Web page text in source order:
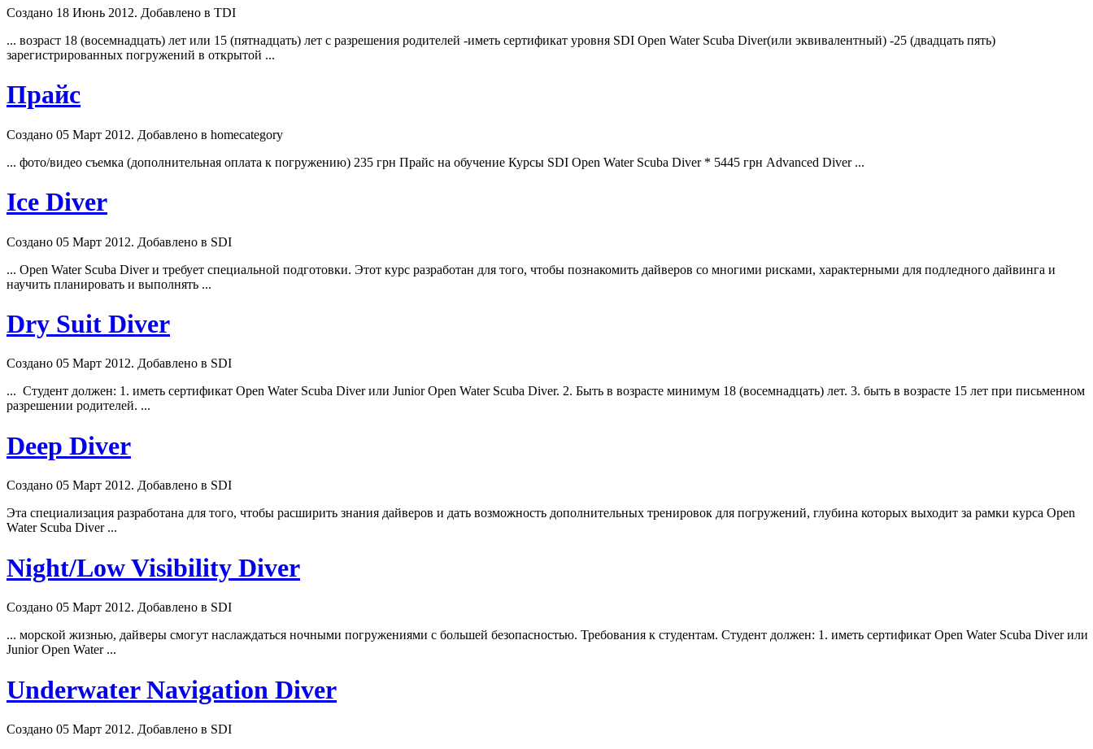
Создано 18 Июнь 2012. Добавлено в TDI
... возраст 18 (восемнадцать) лет или 15 (пятнадцать) лет с разрешения родителей -иметь сертификат уровня SDI Open Water Scuba Diver(или эквивалентный) -25 (двадцать пять)
зарегистрированных погружений в открытой ...
Прайс
Создано 05 Март 2012. Добавлено в homecategory
... фото/видео съемка (дополнительная оплата к погружению) 235 грн Прайс на обучение Курсы SDI Open Water Scuba Diver * 5445 грн Advanced Diver ...
Ice Diver
Создано 05 Март 2012. Добавлено в SDI
... Open Water Scuba Diver и требует специальной подготовки. Этот курс разработан для того, чтобы познакомить дайверов со многими рисками, характерными для подледного дайвинга и
научить планировать и выполнять ...
Dry Suit Diver
Создано 05 Март 2012. Добавлено в SDI
... Студент должен: 1. иметь сертификат Open Water Scuba Diver или Junior Open Water Scuba Diver. 2. Быть в возрасте минимум 18 (восемнадцать) лет. 3. быть в возрасте 15 лет при письменном
разрешении родителей. ...
Deep Diver
Создано 05 Март 2012. Добавлено в SDI
Эта специализация разработана для того, чтобы расширить знания дайверов и дать возможность дополнительных тренировок для погружений, глубина которых выходит за рамки курса Open
Water Scuba Diver ...
Night/Low Visibility Diver
Создано 05 Март 2012. Добавлено в SDI
... морской жизнью, дайверы смогут наслаждаться ночными погружениями с большей безопасностью. Требования к студентам. Студент должен: 1. иметь сертификат Open Water Scuba Diver или
Junior Open Water ...
Underwater Navigation Diver
Создано 05 Март 2012. Добавлено в SDI